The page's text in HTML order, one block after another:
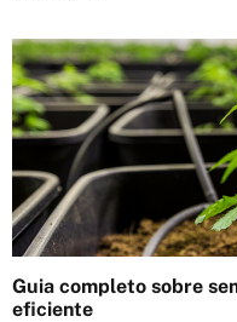
t
i
g
o
s
Guia completo sobre
eficiente